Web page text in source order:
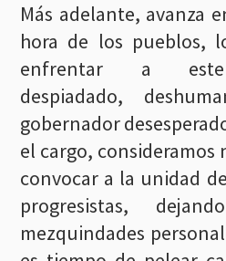
Más adelante, avanza
hora de los pueblos,
enfrentar a este
despiadado,
gobernador
el cargo, consideramos
convocar a la unidad
progresistas,
mezquindades